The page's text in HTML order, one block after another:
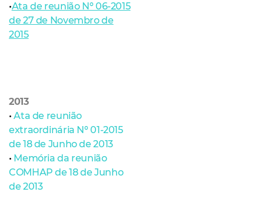
•Ata de reunião Nº 06-2015
de 27 de Novembro de
2015
2013
• Ata de reunião
extraordinária Nº 01-2015
de 18 de Junho de 2013
• Memória da reunião
COMHAP de 18 de Junho
de 2013